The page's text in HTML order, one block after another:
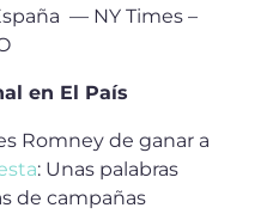
— NY Times –
en El País
Romney de ganar a
: Unas palabras
de campañas